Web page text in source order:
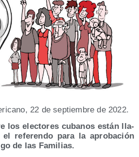
22 de sep­tiem­bre de 2022.
los elec­to­res cuba­nos están lla­
refe­ren­do para la apro­ba­ción
de las Familias.